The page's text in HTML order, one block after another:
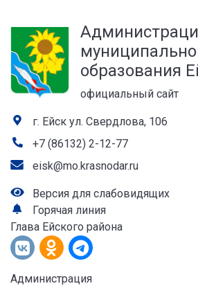
образования
официальный сайт
г. Ейск ул. Свердлова, 106
+7 (86132) 2-12-77
eisk@mo.krasnodar.ru
Версия для слабовидящих
Горячая линия
Глава Ейского района
Администрация